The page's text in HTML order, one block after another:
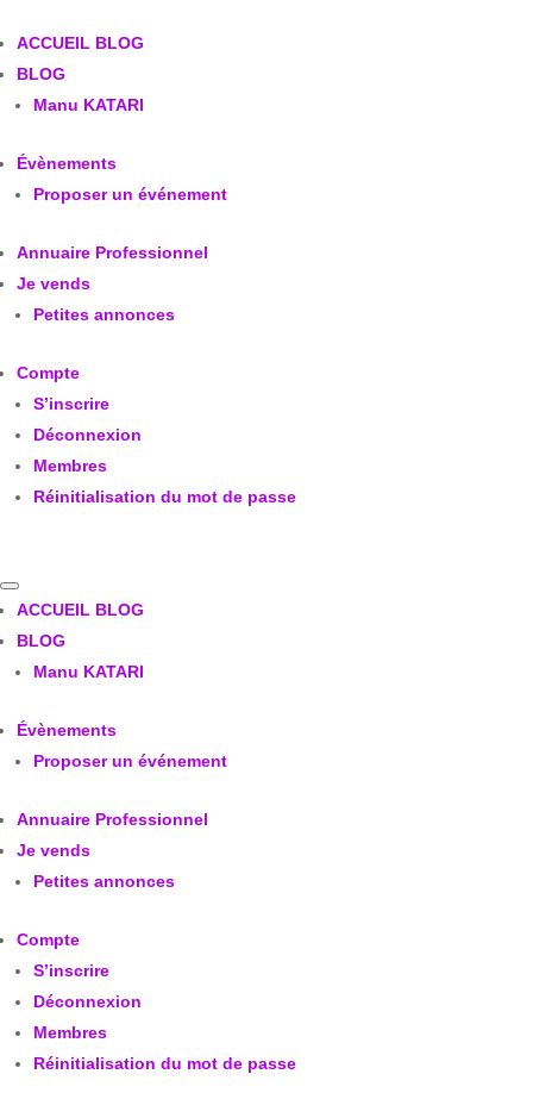
ACCUEIL BLOG
BLOG
Manu KATARI
Évènements
Proposer un événement
Annuaire Professionnel
Je vends
Petites annonces
Compte
S’inscrire
Déconnexion
Membres
Réinitialisation du mot de passe
ACCUEIL BLOG
BLOG
Manu KATARI
Évènements
Proposer un événement
Annuaire Professionnel
Je vends
Petites annonces
Compte
S’inscrire
Déconnexion
Membres
Réinitialisation du mot de passe